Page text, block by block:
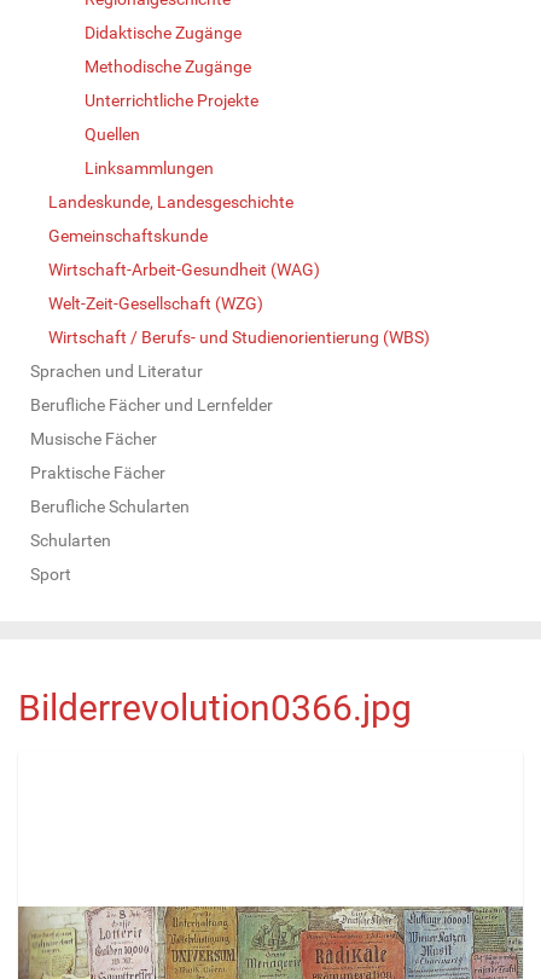
Didaktische Zugänge
Methodische Zugänge
Unterrichtliche Projekte
Quellen
Linksammlungen
Landeskunde, Landesgeschichte
Gemeinschaftskunde
Wirtschaft-Arbeit-Gesundheit (WAG)
Welt-Zeit-Gesellschaft (WZG)
Wirtschaft / Berufs- und Studienorientierung (WBS)
Sprachen und Literatur
Berufliche Fächer und Lernfelder
Musische Fächer
Praktische Fächer
Berufliche Schularten
Schularten
Sport
Bilderrevolution0366.jpg